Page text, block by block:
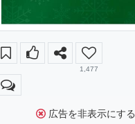
1,477
広告を非表示にする